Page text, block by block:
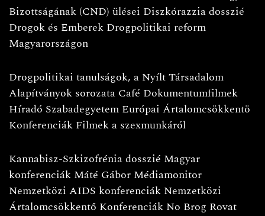
Bizottságának (CND) ülései Diszkórazzia dosszié
Drogok és Emberek Drogpolitikai reform
Magyarországon
Drogpolitikai tanulságok, a Nyílt Társadalom
Alapítványok sorozata Café Dokumentumfilmek
Híradó Szabadegyetem Európai Ártalomcsökkentö
Konferenciák Filmek a szexmunkáról
Kannabisz-Szkizofrénia dosszié Magyar
konferenciák Máté Gábor Médiamonitor
Nemzetközi AIDS konferenciák Nemzetközi
Ártalomcsökkentő Konferenciák No Brog Rovat